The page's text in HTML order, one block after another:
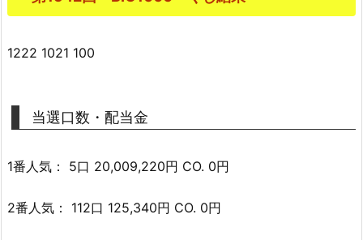
1222 1021 100
当選口数・配当金
1番人気： 5口 20,009,220円 CO. 0円
2番人気： 112口 125,340円 CO. 0円